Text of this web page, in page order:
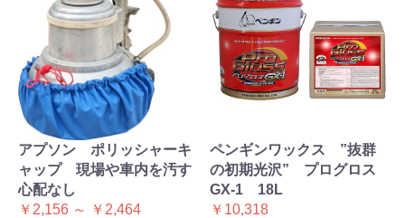
アプソン ポリッシャーキ
ャップ 現場や車内を汚す
心配なし
￥2,156 ～ ￥2,464
ペンギンワックス ”抜群
の初期光沢” プログロス
GX-1 18L
￥10,318